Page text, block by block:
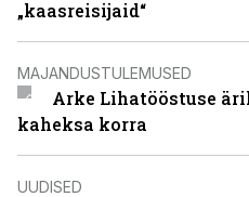
„kaasreisijaid“
MAJANDUSTULEMUSED
Arke Lihatööstuse
kaheksa korra
UUDISED